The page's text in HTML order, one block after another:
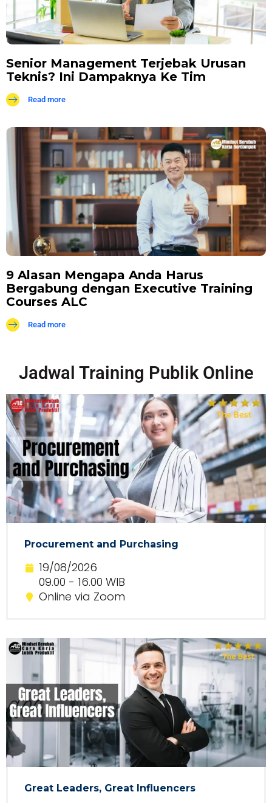
Senior Management Terjebak Urusan
Teknis? Ini Dampaknya Ke Tim
Read more
9 Alasan Mengapa Anda Harus
Bergabung dengan Executive Training
Courses ALC
Read more
Jadwal Training Publik Online
Procurement and Purchasing
19/08/2026
09.00 - 16.00 WIB
Online via Zoom
Great Leaders, Great Influencers